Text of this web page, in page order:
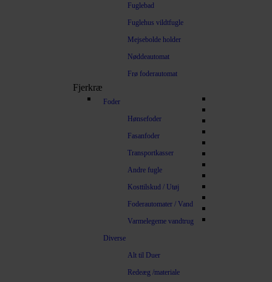
Fuglebad
Fuglehus vildtfugle
Mejsebolde holder
Nøddeautomat
Frø foderautomat
Fjerkræ
Foder
Hønsefoder
Fasanfoder
Transportkasser
Andre fugle
Kosttilskud / Utøj
Foderautomater / Vand
Varmelegeme vandtrug
Diverse
Alt til Duer
Redeæg /materiale